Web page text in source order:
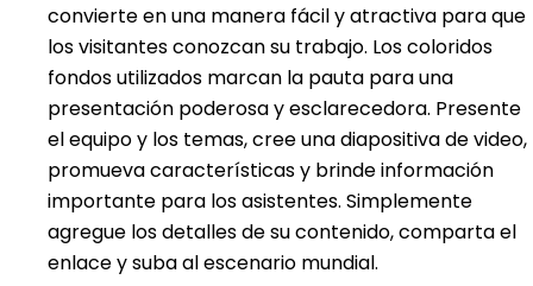
convierte en una manera fácil y atractiva para que
los visitantes conozcan su trabajo. Los coloridos
fondos utilizados marcan la pauta para una
presentación poderosa y esclarecedora. Presente
el equipo y los temas, cree una diapositiva de video,
promueva características y brinde información
importante para los asistentes. Simplemente
agregue los detalles de su contenido, comparta el
enlace y suba al escenario mundial.